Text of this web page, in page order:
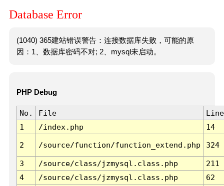
Database Error
(1040) 365建站错误警告：连接数据库失败，可能的原
因：1、数据库密码不对; 2、mysql未启动。
PHP Debug
No. File
Line
1
/index.php 14
2 /source/function/function_extend.php 324
3 /source/class/jzmysql.class.php
211
4
/source/class/jzmysql.class.php
62